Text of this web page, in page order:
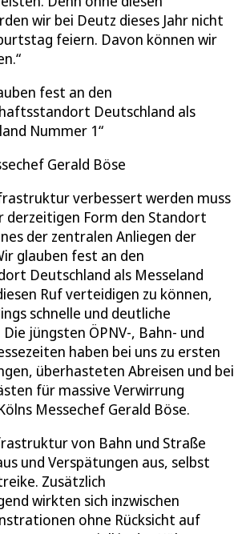
wir bei Deutz dieses Jahr nicht
feiern. Davon können wir
fest an den
Deutschland als
Nummer 1
Gerald Böse
verbessert werden muss
derzeitigen Form den Standort
der zentralen Anliegen der
glauben fest an den
Deutschland als Messeland
Ruf verteidigen zu können,
schnelle und deutliche
jüngsten ÖPNV-, Bahn- und
haben bei uns zu ersten
überhasteten Abreisen und bei
für massive Verwirrung
Messechef Gerald Böse.
von Bahn und Straße
und Verspätungen aus, selbst
Zusätzlich
wirkten sich inzwischen
ohne Rücksicht auf